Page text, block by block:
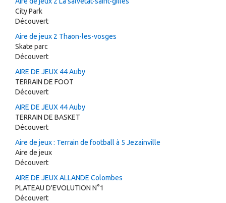
City Park
Découvert
Aire de jeux 2 Thaon-les-vosges
Skate parc
Découvert
AIRE DE JEUX 44 Auby
TERRAIN DE FOOT
Découvert
AIRE DE JEUX 44 Auby
TERRAIN DE BASKET
Découvert
Aire de jeux : Terrain de football à 5 Jezainville
Aire de jeux
Découvert
AIRE DE JEUX ALLANDE Colombes
PLATEAU D'EVOLUTION N°1
Découvert